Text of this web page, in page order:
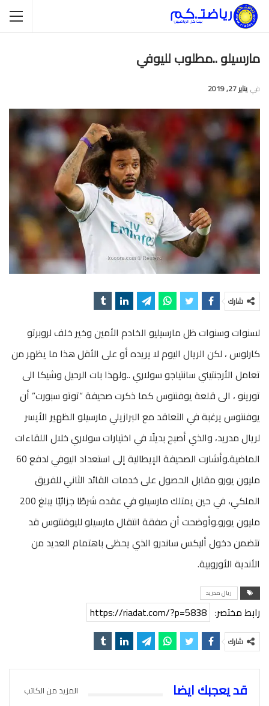
مارسيلو ..مطلوب لليوفي
في يناير 27, 2019
شارك
لسنوات وسنوات ظل مارسيليو الخادم الأمين وخير خلف لروبرتو
كارلوس ، لكن الريال اليوم لا يريده أو على الأقل هذا ما يظهر من
تعامل الأرجنتيني سانتياجو سولاري ..ولهذا بات الرحيل وشيكا الى
تورينو ، الى قلعة يوفنتوس كما ذكرت صحيفة “توتو سبورت” أن
يوفنتوس يرغبة في التعاقد مع البرازيلي مارسيلو الظهير الأيسر
لريال مدريد، والذي أصبح بديلًا في اختيارات سولاري خلال اللقاءات
الماضية.وأشارت الصحيفة الإيطالية إلى استعداد اليوفي لدفع 60
مليون يورو مقابل الحصول على خدمات القائد الثاني للفريق
الملكي، في حين يمتلك مارسيلو في عقده شرطًا جزائيًا يبلغ 200
مليون يورو.وأوضحت أن صفقة انتقال مارسيلو لليوفنتوس قد
تتضمن دخول أليكس ساندرو الذي يحظى باهتمام العديد من
الأندية الأوروبية.
ريال مدريد
رابط مختصر: https://riadat.com/?p=5838
شارك
قد يعجبك ايضا المزيد من الكاتب